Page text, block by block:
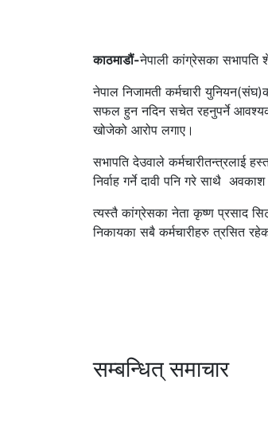
काठमाडौं-नेपाली कांग्रेसका सभापति
नेपाल निजामती कर्मचारी
सफल हुन नदिन सचेत रहनुपर्ने
खोजेको आरोप लगाए।
सभापति देउवाले कर्मचारीतन्त्रलाई
निर्वाह गर्ने दावी पनि गरे साथै
त्यस्तै कांग्रेसका नेता कृष्ण प्रसाद
निकायका सबै कर्मचारीहरु त्रसित
सम्बन्धित् समाचार